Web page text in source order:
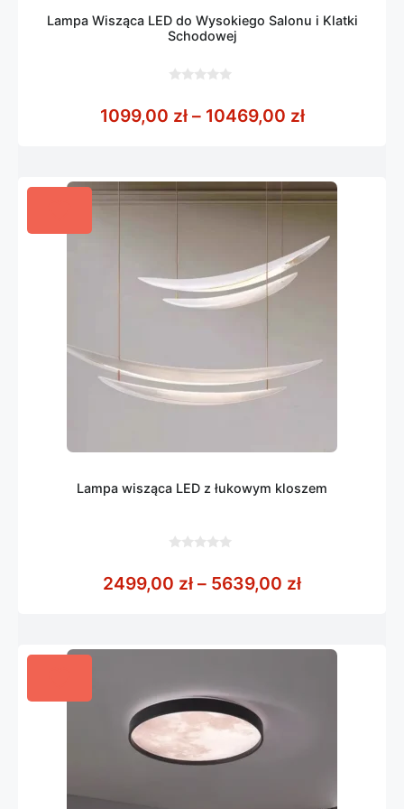
Lampa Wisząca LED do Wysokiego Salonu i Klatki
Schodowej
5
1099,00 zł – 10469,00 złZakres
Lampa wisząca LED z łukowym kloszem
5
2499,00 zł – 5639,00 złZakres cen: